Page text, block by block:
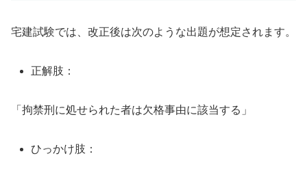
宅建試験では、改正後は次のような出題が想定されます。
正解肢：
「拘禁刑に処せられた者は欠格事由に該当する」
ひっかけ肢：